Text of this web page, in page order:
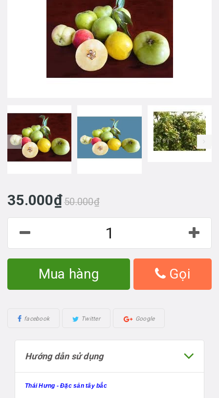
prev
35.000₫50.000₫
Mua hàng Gọi
facebook Twitter Google
Hướng dẫn sử dụng
Thái Hưng - Đặc sản tây bắc